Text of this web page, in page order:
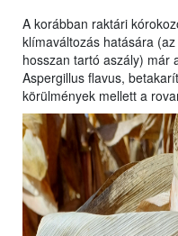
A korábban raktári
klímaváltozás hatására
hosszan tartó aszály) már
Aspergillus flavus,
körülmények mellett a